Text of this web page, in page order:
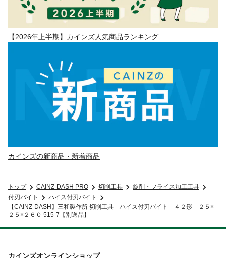
【2026年上半期】カインズ人気商品ランキング
カインズの新商品・新着商品
トップ CAINZ-DASH PRO 切削工具
旋削・フライス加工工具
付刃バイト
ハイス付刃バイト
【CAINZ-DASH】三和製作所 切削工具 ハイス付刃バイト ４２形 ２５×
２５×２６０ 515-7【別送品】
カインズオンラインショップ